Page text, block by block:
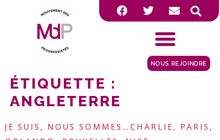
NOUS REJOINDRE
ÉTIQUETTE :
ANGLETERRE
JE SUIS, NOUS SOMMES…CHARLIE, PARIS,